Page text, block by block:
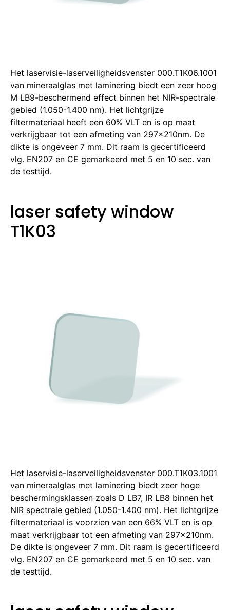
Het laservisie-laserveiligheidsvenster 000.T1K06.1001
van mineraalglas met laminering biedt een zeer hoog
M LB9-beschermend effect binnen het NIR-spectrale
gebied (1.050-1.400 nm). Het lichtgrijze
filtermateriaal heeft een 60% VLT en is op maat
verkrijgbaar tot een afmeting van 297x210nm. De
dikte is ongeveer 7 mm. Dit raam is gecertificeerd
vlg. EN207 en CE gemarkeerd met 5 en 10 sec. van
de testtijd.
laser safety window
T1K03
Het laservisie-laserveiligheidsvenster 000.T1K03.1001
van mineraalglas met laminering biedt zeer hoge
beschermingsklassen zoals D LB7, IR LB8 binnen het
NIR spectrale gebied (1.050-1.400 nm). Het lichtgrijze
filtermateriaal is voorzien van een 66% VLT en is op
maat verkrijgbaar tot een afmeting van 297x210nm.
De dikte is ongeveer 7 mm. Dit raam is gecertificeerd
vlg. EN207 en CE gemarkeerd met 5 en 10 sec. van
de testtijd.